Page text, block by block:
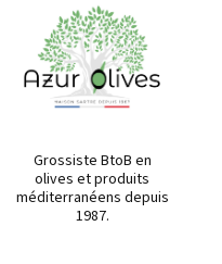
Grossiste BtoB en
olives et produits
méditerranéens depuis
1987.